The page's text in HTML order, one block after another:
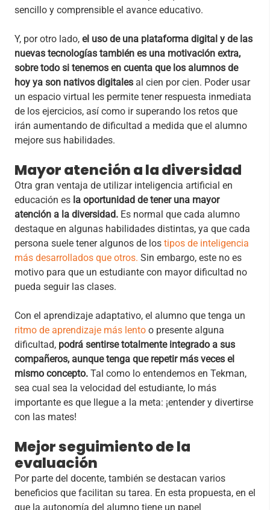
sencillo y comprensible el avance educativo.
Y, por otro lado, el uso de una plataforma digital y de las
nuevas tecnologías también es una motivación extra,
sobre todo si tenemos en cuenta que los alumnos de
hoy ya son nativos digitales al cien por cien. Poder usar
un espacio virtual les permite tener respuesta inmediata
de los ejercicios, así como ir superando los retos que
irán aumentando de dificultad a medida que el alumno
mejore sus habilidades.
Mayor atención a la diversidad
Otra gran ventaja de utilizar inteligencia artificial en
educación es la oportunidad de tener una mayor
atención a la diversidad. Es normal que cada alumno
destaque en algunas habilidades distintas, ya que cada
persona suele tener algunos de los tipos de inteligencia
más desarrollados que otros. Sin embargo, este no es
motivo para que un estudiante con mayor dificultad no
pueda seguir las clases.
Con el aprendizaje adaptativo, el alumno que tenga un
ritmo de aprendizaje más lento o presente alguna
dificultad, podrá sentirse totalmente integrado a sus
compañeros, aunque tenga que repetir más veces el
mismo concepto. Tal como lo entendemos en Tekman,
sea cual sea la velocidad del estudiante, lo más
importante es que llegue a la meta: ¡entender y divertirse
con las mates!
Mejor seguimiento de la
evaluación
Por parte del docente, también se destacan varios
beneficios que facilitan su tarea. En esta propuesta, en el
que la autonomía del alumno tiene un papel